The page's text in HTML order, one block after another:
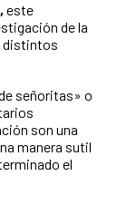
este
de la
distintos
señoritas» o
son una
manera sutil
el